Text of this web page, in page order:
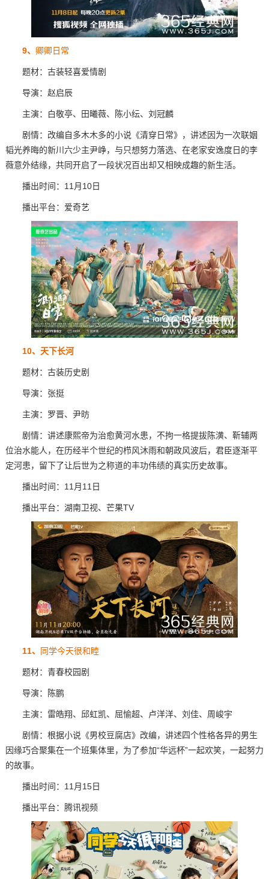
9、 卿卿日常
题材：古装轻喜爱情剧
导演：赵启辰
主演：白敬亭、田曦薇、陈小纭、刘冠麟
剧情：改编自多木木多的小说《清穿日常》，讲述因为一次联姻
韬光养晦的新川六少主尹峥，与只想努力落选、在老家安逸度日的李
薇意外结缘，共同开启了一段状况百出却又相映成趣的新生活。
播出时间：11月10日
播出平台：爱奇艺
10、天下长河
题材：古装历史剧
导演：张挺
主演：罗晋、尹昉
剧情：讲述康熙帝为治愈黄河水患，不拘一格提拔陈潢、靳辅两
位治水能人，在历经半个世纪的栉风沐雨和朝政风波后，君臣逐渐平
定河患，留下了让后世为之称道的丰功伟绩的真实历史故事。
播出时间：11月11日
播出平台：湖南卫视、芒果TV
11、 同学今天很和睦
题材：青春校园剧
导演：陈鹏
主演：雷皓翔、邱虹凯、屈愉超、卢洋洋、刘佳、周峻宇
剧情：根据小说《男校豆腐店》改编，讲述四个性格各异的男生
因缘巧合聚集在一个班集体里，为了参加“华远杯”一起欢笑，一起努力
的故事。
播出时间：11月15日
播出平台：腾讯视频